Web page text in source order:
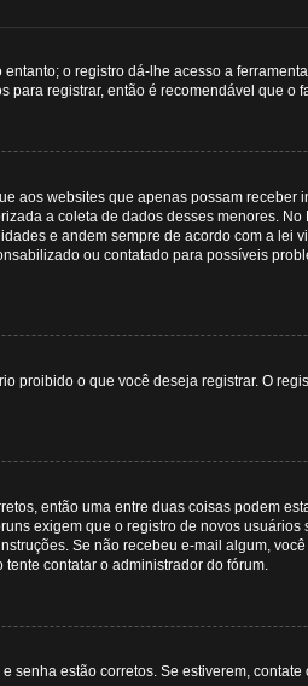
o registro dá-lhe acesso a
para registrar, então é recomendável que o
aos websites que apenas possam
a coleta de dados desses menores.
e andem sempre de acordo com a
ou contatado para possíveis
o que você deseja registrar. O
então uma entre duas coisas podem
exigem que o registro de novos
Se não recebeu e-mail algum,
contatar o administrador do fórum.
estão corretos. Se estiverem,